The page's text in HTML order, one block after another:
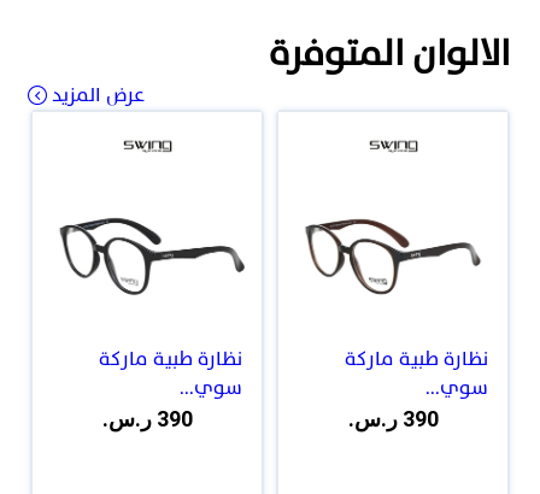
الالوان المتوفرة
عرض المزيد
نظارة طبية ماركة
سوي...
390 ر.س.
نظارة طبية ماركة
سوي...
390 ر.س.